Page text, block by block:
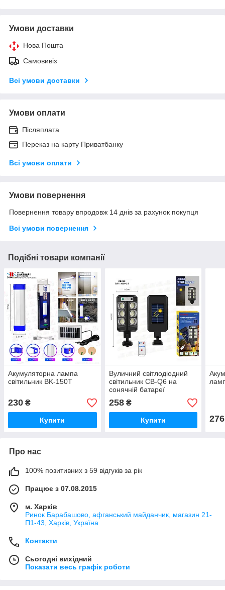
Умови доставки
Нова Пошта
Самовивіз
Всі умови доставки
Умови оплати
Післяплата
Переказ на карту Приватбанку
Всі умови оплати
Умови повернення
Повернення товару впродовж 14 днів за рахунок покупця
Всі умови повернення
Подібні товари компанії
Акумуляторна лампа
світильник BK-150T
230 ₴
Купити
Вуличний світлодіодний
світильник CB-Q6 на
сонячній батареї
258₴
Купити 276
Про нас
100% позитивних з 59 відгуків за рік
Працює з 07.08.2015
м. Харків
Ринок Барабашово, афганський майданчик, магазин 21-
П1-43, Харків, Україна
Контакти
Сьогодні вихідний
Показати весь графік роботи